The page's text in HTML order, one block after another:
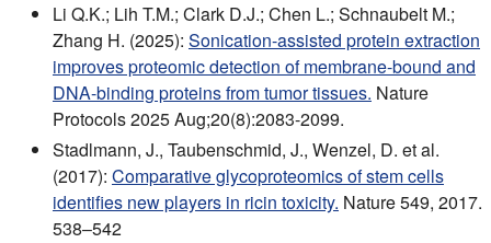
Li Q.K.; Lih T.M.; Clark D.J.; Chen L.; Schnaubelt M.;
Zhang H. (2025): Sonication-assisted protein extraction
improves proteomic detection of membrane-bound and
DNA-binding proteins from tumor tissues. Nature
Protocols 2025 Aug;20(8):2083-2099.
Stadlmann, J., Taubenschmid, J., Wenzel, D. et al.
(2017): Comparative glycoproteomics of stem cells
identifies new players in ricin toxicity. Nature 549, 2017.
538–542